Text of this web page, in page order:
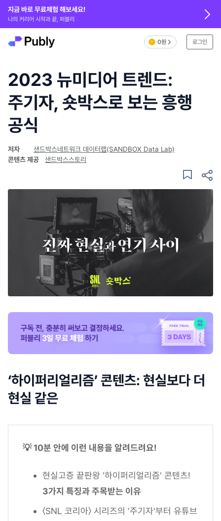
지금 바로 무료체험 해보세요!
나의 커리어 시작과 끝, 퍼블리
0원 로그인
2023 뉴미디어 트렌드:
주기자, 숏박스로 보는 흥행
공식
저자
샌드박스네트워크 데이터랩(SANDBOX Data Lab)
콘텐츠 제공
샌드박스스토리
‘하이퍼리얼리즘’ 콘텐츠: 현실보다 더
현실 같은
💡 10분 안에 이런 내용을 알려드려요!
현실고증 끝판왕 '하이퍼리얼리즘' 콘텐츠!
3가지 특징과 주목받는 이유
〈SNL 코리아〉 시리즈의 '주기자'부터 유튜브